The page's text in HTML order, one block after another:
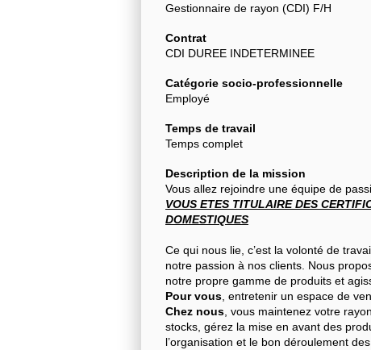
Gestionnaire de rayon (CDI) F/H
Contrat
CDI DUREE INDETERMINEE
Catégorie socio-professionnelle
Employé
Temps de travail
Temps complet
Description de la mission
Vous allez rejoindre une équipe de
VOUS ETES TITULAIRE DES
DOMESTIQUES
Ce qui nous lie, c’est la volonté de
notre passion à nos clients. Nous
notre propre gamme de produits et
Pour vous , entretenir un espace de
Chez nous , vous maintenez votre
stocks, gérez la mise en avant des
l’organisation et le bon déroulement